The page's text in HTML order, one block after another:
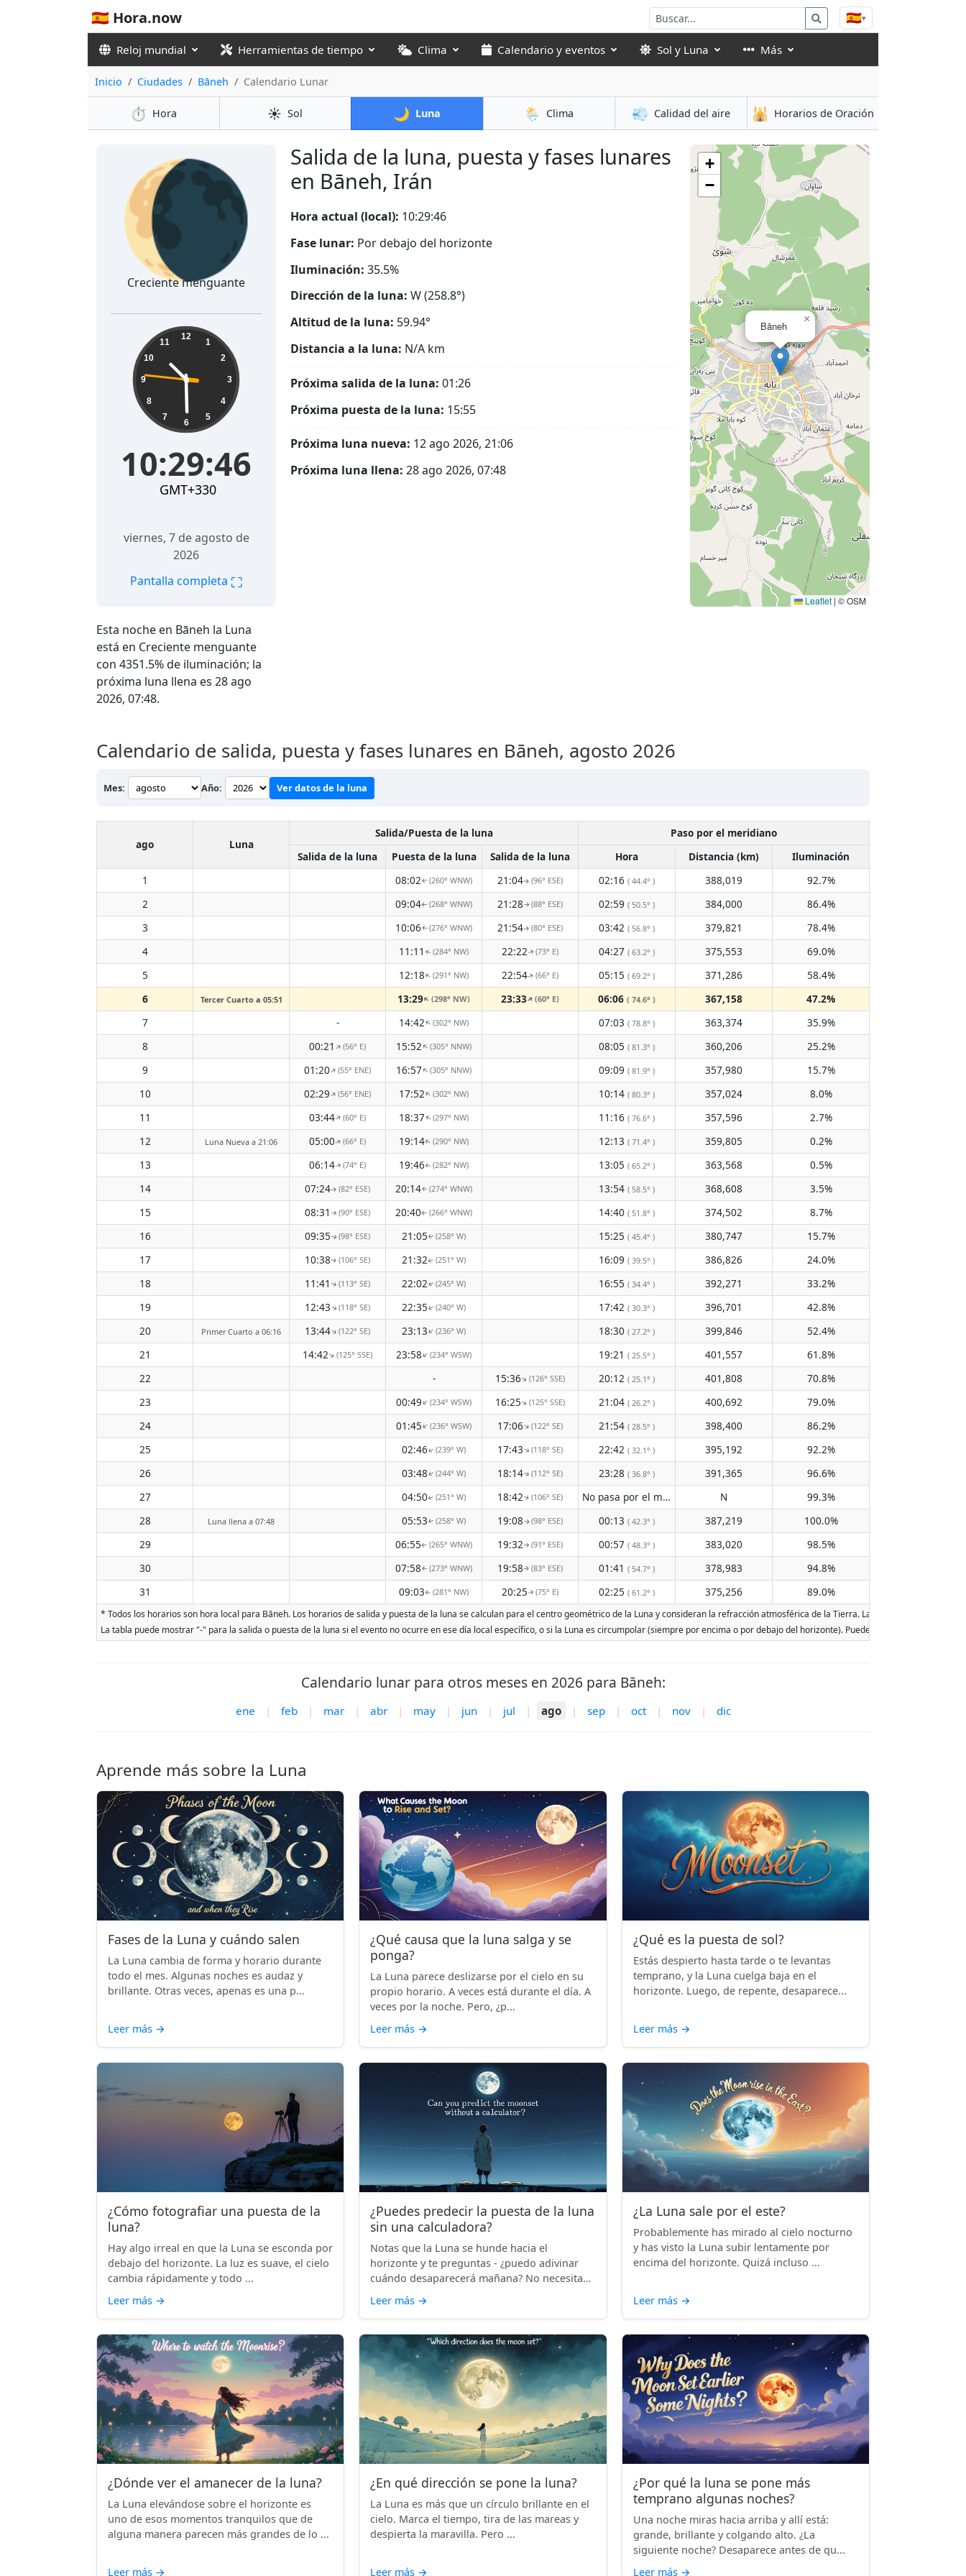
🇪🇸 Hora.now 🇪🇸▾
Reloj mundial Herramientas de tiempo Clima Calendario y eventos Sol y Luna Más
Inicio Ciudades Bāneh Calendario Lunar
⏱️ Hora ☀️ Sol 🌙 Luna 🌦️ Clima 💨 Calidad del aire 🕌 Horarios de Oración
Salida de la luna, puesta y fases lunares
en Bāneh, Irán
Esta noche en Bāneh la Luna
está en Creciente menguante
con 4351.5% de iluminación; la
próxima luna llena es 28 ago
2026, 07:48.
🌘
Creciente menguante
10:29:48 12
1
2
3
4
5
6
7
8
9
10
11
10:29:48
GMT+330
viernes, 7 de agosto de
2026
Pantalla completa ⛶
Hora actual (local): 10:29:48
Fase lunar: Por debajo del horizonte
Iluminación: 35.5%
Dirección de la luna: W (258.8°)
Altitud de la luna: 59.94°
Distancia a la luna: N/A km
Próxima salida de la luna: 01:26
Próxima puesta de la luna: 15:55
Próxima luna nueva: 12 ago 2026, 21:06
Próxima luna llena: 28 ago 2026, 07:48
Bāneh
×
+
−
Leaflet | © OSM
Calendario de salida, puesta y fases lunares en Bāneh, agosto 2026
Mes: Año: Ver datos de la luna
ago Luna
Salida/Puesta de la luna
Paso por el meridiano
Salida de la luna
Puesta de la luna Salida de la luna Hora Distancia (km)
Iluminación
1
08:02↑(260° WNW) 21:04↑(96° ESE) 02:16 ( 44.4° ) 388,019
92.7%
2
09:04↑(268° WNW) 21:28↑(88° ESE) 02:59 ( 50.5° ) 384,000
86.4%
3
10:06↑(276° WNW) 21:54↑(80° ESE) 03:42 ( 56.8° ) 379,821
78.4%
4
11:11 ↑(284° NW) 22:22↑(73° E) 04:27 ( 63.2° ) 375,553
69.0%
5
12:18↑(291° NW) 22:54↑(66° E) 05:15 ( 69.2° ) 371,286
58.4%
6
Tercer Cuarto a 05:51 13:29↑(298° NW) 23:33↑(60° E) 06:06 ( 74.6° ) 367,158
47.2%
7
- 14:42↑(302° NW) 07:03 ( 78.8° ) 363,374
35.9%
8
00:21↑(56° E) 15:52↑(305° NNW) 08:05 ( 81.3° ) 360,206
25.2%
9
01:20↑(55° ENE) 16:57↑(305° NNW) 09:09 ( 81.9° ) 357,980
15.7%
10
02:29↑(56° ENE) 17:52↑(302° NW) 10:14 ( 80.3° ) 357,024
8.0%
11
03:44↑(60° E) 18:37↑(297° NW) 11:16 ( 76.6° ) 357,596
2.7%
12
Luna Nueva a 21:06 05:00↑(66° E) 19:14↑(290° NW) 12:13 ( 71.4° ) 359,805
0.2%
13
06:14↑(74° E) 19:46↑(282° NW) 13:05 ( 65.2° ) 363,568
0.5%
14
07:24↑(82° ESE) 20:14↑(274° WNW) 13:54 ( 58.5° ) 368,608
3.5%
15
08:31 ↑ (90° ESE) 20:40↑(266° WNW) 14:40 ( 51.8° ) 374,502
8.7%
16
09:35↑(98° ESE) 21:05↑(258° W) 15:25 ( 45.4° ) 380,747
15.7%
17
10:38↑(106° SE) 21:32↑(251° W) 16:09 ( 39.5° ) 386,826
24.0%
18
11:41 ↑(113° SE) 22:02↑(245° W) 16:55 ( 34.4° ) 392,271
33.2%
19
12:43↑(118° SE) 22:35↑(240° W) 17:42 ( 30.3° ) 396,701
42.8%
20
Primer Cuarto a 06:16 13:44↑(122° SE) 23:13↑(236° W) 18:30 ( 27.2° ) 399,846
52.4%
21
14:42↑(125° SSE) 23:58↑(234° WSW) 19:21 ( 25.5° ) 401,557
61.8%
22
- 15:36↑(126° SSE) 20:12 ( 25.1° ) 401,808
70.8%
23
00:49↑(234° WSW) 16:25↑(125° SSE) 21:04 ( 26.2° ) 400,692
79.0%
24
01:45↑(236° WSW) 17:06↑(122° SE) 21:54 ( 28.5° ) 398,400
86.2%
25
02:46↑(239° W) 17:43↑(118° SE) 22:42 ( 32.1° ) 395,192
92.2%
26
03:48↑(244° W) 18:14↑(112° SE) 23:28 ( 36.8° ) 391,365
96.6%
27
04:50↑(251° W) 18:42↑(106° SE) No pasa por el meridiano N
99.3%
28
Luna llena a 07:48 05:53↑(258° W) 19:08↑(98° ESE) 00:13 ( 42.3° ) 387,219
100.0%
29
06:55↑(265° WNW) 19:32↑(91° ESE) 00:57 ( 48.3° ) 383,020
98.5%
30
07:58↑(273° WNW) 19:58↑(83° ESE) 01:41 ( 54.7° ) 378,983
94.8%
31
09:03↑(281° NW) 20:25↑(75° E) 02:25 ( 61.2° ) 375,256 89.0%
* Todos los horarios son hora local para Bāneh. Los horarios de salida y puesta de la luna se calculan para el centro geométrico de la Luna y consideran la refracción atmosférica de la Tierra. Las fechas se basan
La tabla puede mostrar "-" para la salida o puesta de la luna si el evento no ocurre en ese día local específico, o si la Luna es circumpolar (siempre por encima o por debajo del horizonte). Pueden ocurrir dos salidas
Calendario lunar para otros meses en 2026 para Bāneh:
ene | feb | mar | abr | may | jun | jul | ago | sep | oct | nov | dic
Aprende más sobre la Luna
Fases de la Luna y cuándo salen
La Luna cambia de forma y horario durante
todo el mes. Algunas noches es audaz y
brillante. Otras veces, apenas es una p...
Leer más →
¿Qué causa que la luna salga y se
ponga?
La Luna parece deslizarse por el cielo en su
propio horario. A veces está durante el día. A
veces por la noche. Pero, ¿p...
Leer más →
¿Qué es la puesta de sol?
Estás despierto hasta tarde o te levantas
temprano, y la Luna cuelga baja en el
horizonte. Luego, de repente, desaparece...
Leer más →
¿Cómo fotografiar una puesta de la
luna?
Hay algo irreal en que la Luna se esconda por
debajo del horizonte. La luz es suave, el cielo
cambia rápidamente y todo ...
Leer más →
¿Puedes predecir la puesta de la luna
sin una calculadora?
Notas que la Luna se hunde hacia el
horizonte y te preguntas - ¿puedo adivinar
cuándo desaparecerá mañana? No necesitas
Leer más →
¿La Luna sale por el este?
Probablemente has mirado al cielo nocturno
y has visto la Luna subir lentamente por
encima del horizonte. Quizá incluso ...
Leer más →
¿Dónde ver el amanecer de la luna?
La Luna elevándose sobre el horizonte es
uno de esos momentos tranquilos que de
alguna manera parecen más grandes de lo ...
Leer más →
¿En qué dirección se pone la luna?
La Luna es más que un círculo brillante en el
cielo. Marca el tiempo, tira de las mareas y
despierta la maravilla. Pero ...
Leer más →
¿Por qué la luna se pone más
temprano algunas noches?
Una noche miras hacia arriba y allí está:
grande, brillante y colgando alto. ¿La
siguiente noche? Desaparece antes de qu...
Leer más →